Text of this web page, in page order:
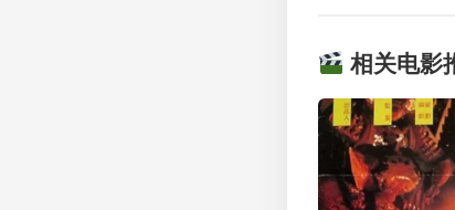
相关电影